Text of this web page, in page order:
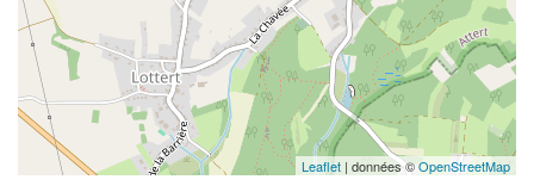
Leaflet | données ©OpenStreetMap